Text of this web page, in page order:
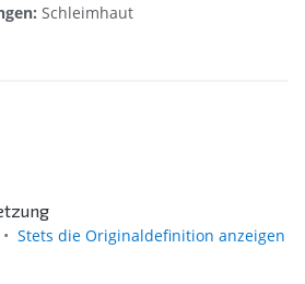
Schleimhaut
Stets die Originaldefinition anzeigen